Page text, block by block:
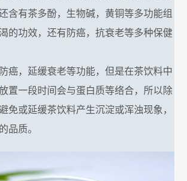
含有茶多酚，生物碱，黄铜等多功能组
的功效，还有防癌，抗衰老等多种保健
癌，延缓衰老等功能，但是在茶饮料中
置一段时间会与蛋白质等络合，所以除
免或延缓茶饮料产生沉淀或浑浊现象，
品质。